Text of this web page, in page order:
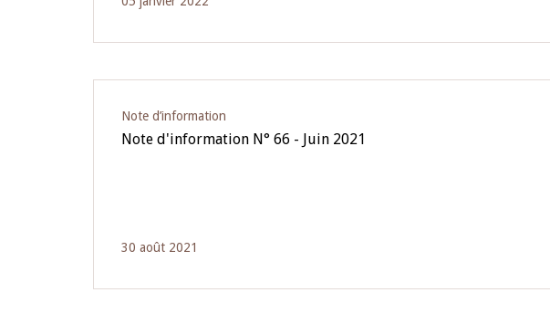
Note d’information
Note d'information N° 66 - Juin 2021
30 août 2021